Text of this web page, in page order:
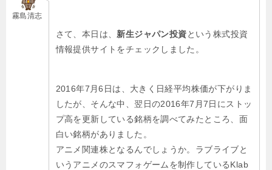
霧島清志
さて、本日は、 新生ジャパン投資という株式投資
情報提供サイトをチェックしました。
2016年7月6日は、大きく日経平均株価が下がりま
したが、そんな中、翌日の2016年7月7日にストッ
プ高を更新している銘柄を調べてみたところ、面
白い銘柄がありました。
アニメ関連株となるんでしょうか。ラブライブと
いうアニメのスマフォゲームを制作しているKlab